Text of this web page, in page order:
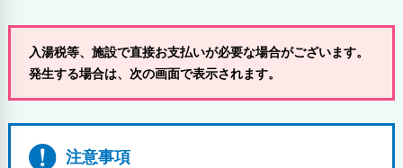
入湯税等、施設で直接お支払いが必要な場合がございます。
発生する場合は、次の画面で表示されます。
注意事項